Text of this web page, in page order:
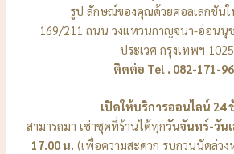
รูป ลักษณ์ของคุณด้วยคอลเลกชันใ
169/211 ถนน วงแหวนกาญจนา-อ่อนนุ
ประเวศ กรุงเทพฯ
ติดต่อ Tel . 082-171-
เปิดให้บริการออนไลน์ 24
สามารถมา เช่าชุดที่ร้านได้ทุกวันจันทร์-วันเ
17.00 น. (เพื่อความสะดวก รบกวนนัดล่ว